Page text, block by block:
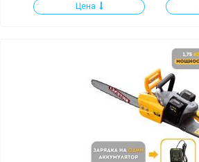
Цена